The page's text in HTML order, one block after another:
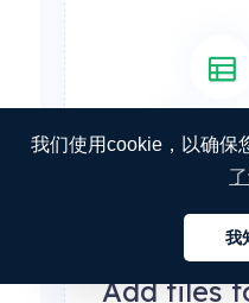
我们使用cookie，以确保
我
Add files
中文